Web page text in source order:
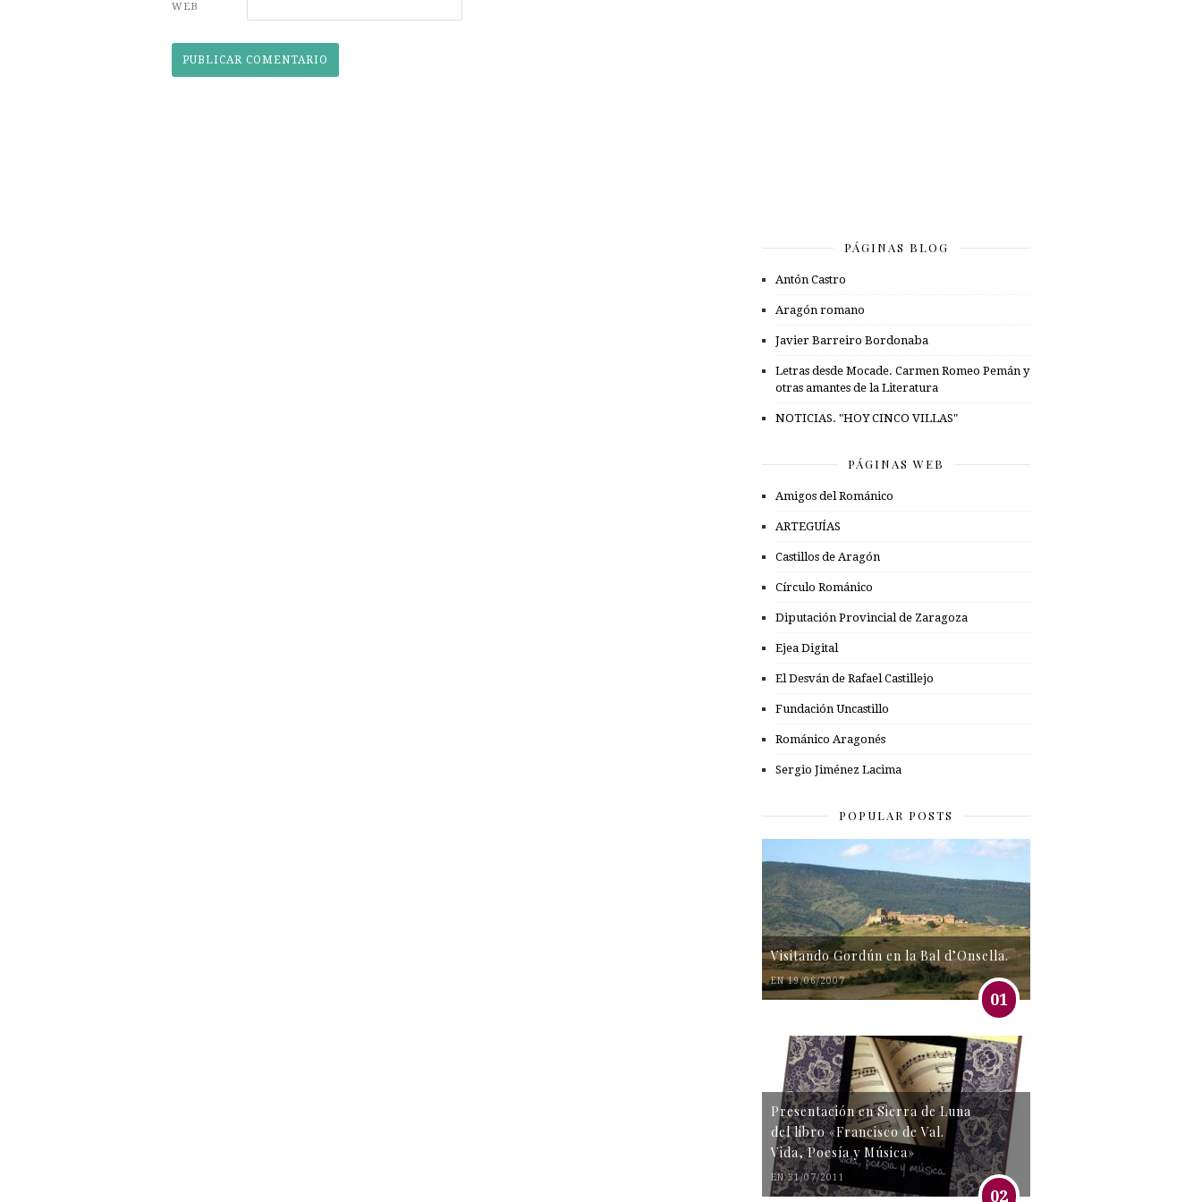
WEB
PÁGINAS BLOG
Antón Castro
Aragón romano
Javier Barreiro Bordonaba
Letras desde Mocade. Carmen Romeo Pemán y
otras amantes de la Literatura
NOTICIAS. "HOY CINCO VILLAS"
PÁGINAS WEB
Amigos del Románico
ARTEGUÍAS
Castillos de Aragón
Círculo Románico
Diputación Provincial de Zaragoza
Ejea Digital
El Desván de Rafael Castillejo
Fundación Uncastillo
Románico Aragonés
Sergio Jiménez Lacima
POPULAR POSTS
Visitando Gordún en la Bal d’Onsella.
EN 19/06/2007
01
Presentación en Sierra de Luna
del libro «Francisco de Val.
Vida, Poesía y Música»
EN 31/07/2011
02